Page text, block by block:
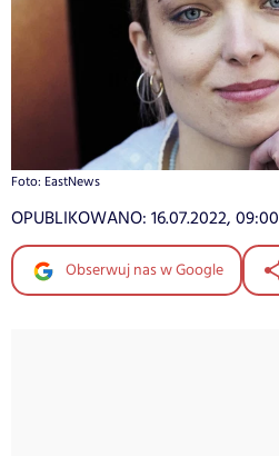
Foto: EastNews
OPUBLIKOWANO: 16.07.2022, 09:00
Obserwuj nas w Google